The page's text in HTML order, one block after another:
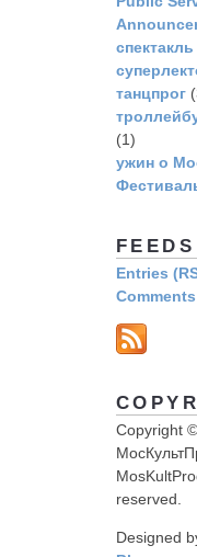
спектакль
танцпрог
(1)
ужин о
FEEDS
Entries
Copyright
reserved.
Designed